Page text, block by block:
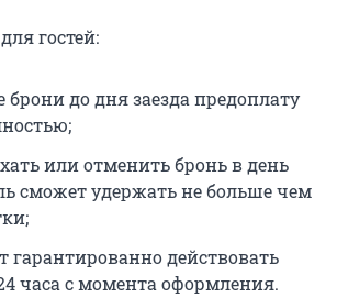
гостей:
брони до дня заезда предоплату
или отменить бронь в день
сможет удержать не больше чем
гарантированно действовать
часа с момента оформления.